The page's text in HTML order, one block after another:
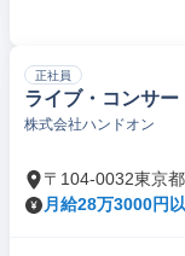
正社員
ライブ・コンサ
株式会社ハンドオン
〒104-0032東京
月給28万3000円